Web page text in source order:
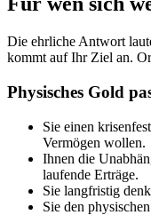
Die ehrliche Antwort
kommt auf Ihr Ziel an.
Physisches Gold
Sie einen
Vermögen wollen.
Ihnen die
laufende Erträge.
Sie langfristig
Sie den